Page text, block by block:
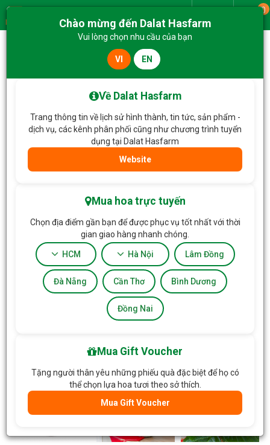
Menu
0
Hoa Chậu thiết kế
Chào mừng đến Dalat Hasfarm
Vui lòng chọn nhu cầu của bạn
VI EN
Về Dalat Hasfarm
Trang thông tin về lịch sử hình thành, tin tức, sản phẩm -
dịch vụ, các kênh phân phối cũng như chương trình tuyển
dụng tại Dalat Hasfarm
Website
Mua hoa trực tuyến
Chọn địa điểm gần bạn để được phục vụ tốt nhất với thời
gian giao hàng nhanh chóng.
HCM Hà Nội Lâm Đồng
Đà Nẵng Cần Thơ Bình Dương
Đồng Nai
Mua Gift Voucher
Tặng người thân yêu những phiếu quà đặc biệt để họ có
thể chọn lựa hoa tươi theo sở thích.
Mua Gift Voucher